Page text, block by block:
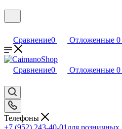
Сравнение0 Отложенные 0
Сравнение0 Отложенные 0
Телефоны
+7 (952) 243-40-01 для розничных